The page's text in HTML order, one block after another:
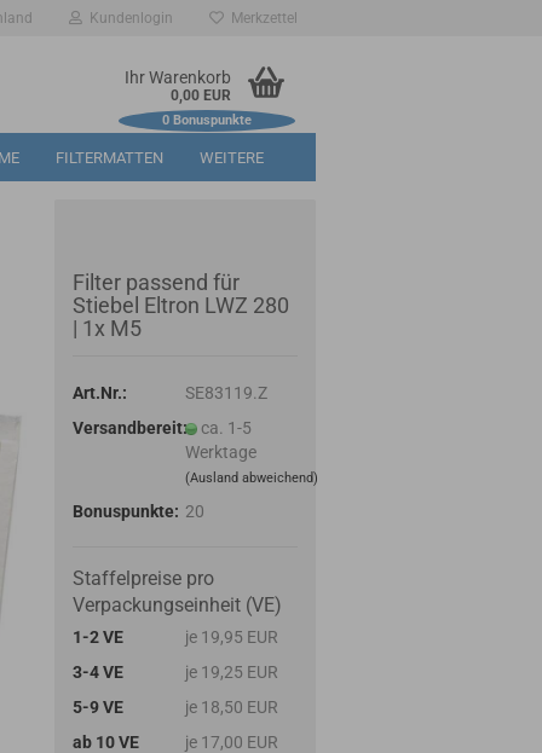
Kundenlogin Merkzettel
Ihr Warenkorb
0,00 EUR
0Bonuspunkte
FILTERMATTEN WEITERE
Filter passend für
Stiebel Eltron LWZ 280
| 1x M5
Art.Nr.:
SE83119.Z
Versandbereit:
ca. 1-5
Werktage
(Ausland abweichend)
Bonuspunkte: 20
Staffelpreise pro
Verpackungseinheit (VE)
1-2 VE
je 19,95 EUR
3-4 VE
je 19,25 EUR
5-9 VE
je 18,50 EUR
ab 10 VE
je 17,00 EUR